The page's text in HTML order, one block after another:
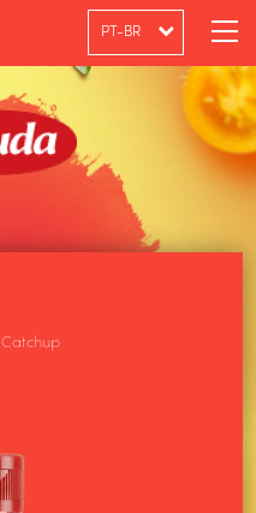
PT-BR
Catchup